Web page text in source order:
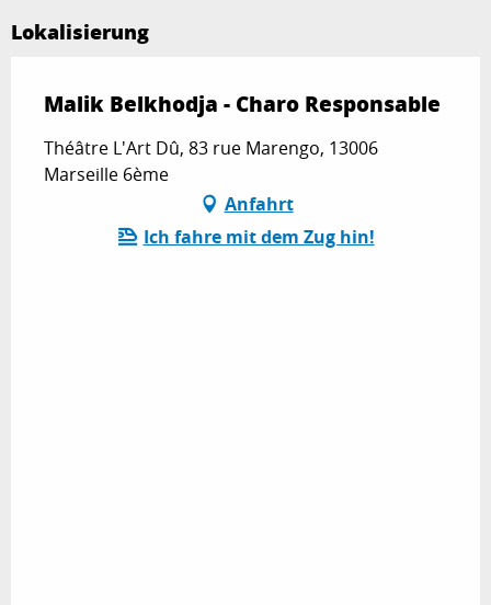
Lokalisierung
Malik Belkhodja - Charo Responsable
Théâtre L'Art Dû, 83 rue Marengo, 13006
Marseille 6ème
Anfahrt
Ich fahre mit dem Zug hin!